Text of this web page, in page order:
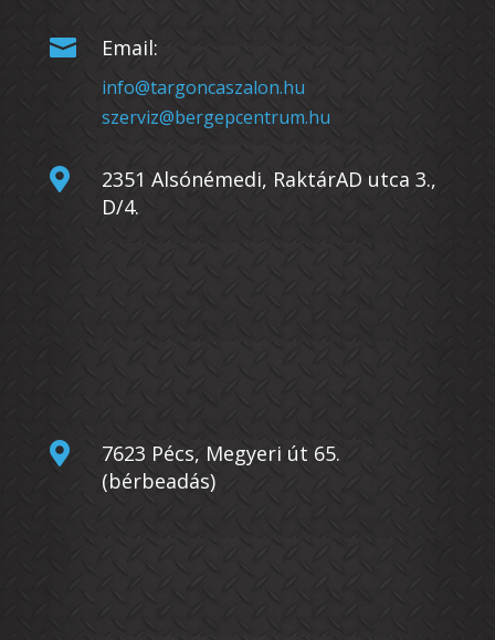
 Email:
info@targoncaszalon.hu
szerviz@bergepcentrum.hu

2351 Alsónémedi, RaktárAD utca 3.,
D/4.

7623 Pécs, Megyeri út 65.
(bérbeadás)